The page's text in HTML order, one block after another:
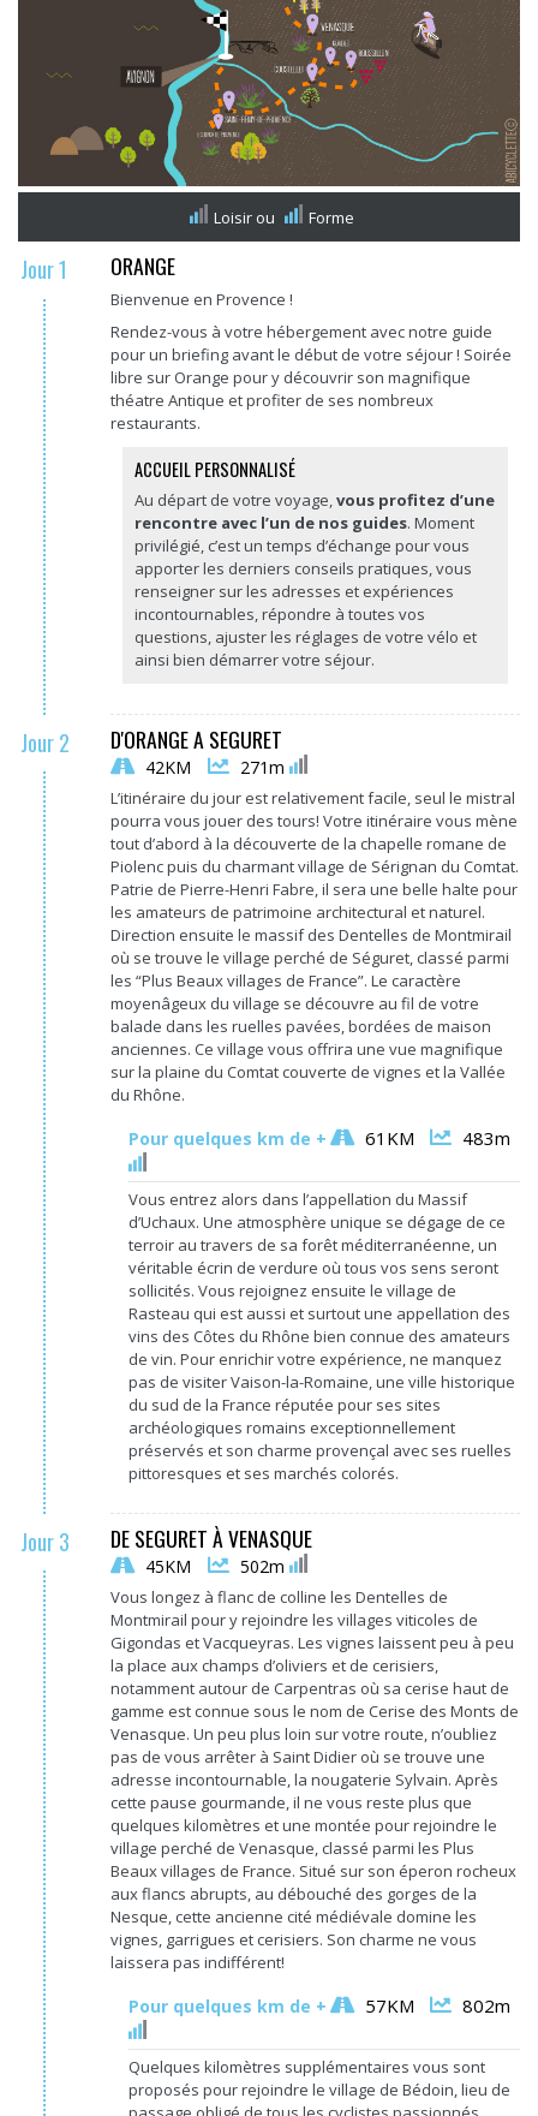
Loisir ou Forme
Jour 1 ORANGE
Bienvenue en Provence !
Rendez-vous à votre hébergement avec notre guide
pour un briefing avant le début de votre séjour ! Soirée
libre sur Orange pour y découvrir son magnifique
théatre Antique et profiter de ses nombreux
restaurants.
ACCUEIL PERSONNALISÉ
Au départ de votre voyage,vous profitez d’une
rencontre avec l’un de nos guides. Moment
privilégié, c’est un temps d’échange pour vous
apporter les derniers conseils pratiques, vous
renseigner sur les adresses et expériences
incontournables, répondre à toutes vos
questions, ajuster les réglages de votre vélo et
ainsi bien démarrer votre séjour.
Jour 2 D'ORANGE A SEGURET
42KM 271m
L’itinéraire du jour est relativement facile, seul le mistral
pourra vous jouer des tours! Votre itinéraire vous mène
tout d’abord à la découverte de la chapelle romane de
Piolenc puis du charmant village de Sérignan du Comtat.
Patrie de Pierre-Henri Fabre, il sera une belle halte pour
les amateurs de patrimoine architectural et naturel.
Direction ensuite le massif des Dentelles de Montmirail
où se trouve le village perché de Séguret, classé parmi
les “Plus Beaux villages de France”. Le caractère
moyenâgeux du village se découvre au fil de votre
balade dans les ruelles pavées, bordées de maison
anciennes. Ce village vous offrira une vue magnifique
sur la plaine du Comtat couverte de vignes et la Vallée
du Rhône.
Pour quelques km de + 61KM 483m
Vous entrez alors dans l’appellation du Massif
d’Uchaux. Une atmosphère unique se dégage de ce
terroir au travers de sa forêt méditerranéenne, un
véritable écrin de verdure où tous vos sens seront
sollicités. Vous rejoignez ensuite le village de
Rasteau qui est aussi et surtout une appellation des
vins des Côtes du Rhône bien connue des amateurs
de vin. Pour enrichir votre expérience, ne manquez
pas de visiter Vaison-la-Romaine, une ville historique
du sud de la France réputée pour ses sites
archéologiques romains exceptionnellement
préservés et son charme provençal avec ses ruelles
pittoresques et ses marchés colorés.
Jour 3 DE SEGURET À VENASQUE
45KM 502m
Vous longez à flanc de colline les Dentelles de
Montmirail pour y rejoindre les villages viticoles de
Gigondas et Vacqueyras. Les vignes laissent peu à peu
la place aux champs d’oliviers et de cerisiers,
notamment autour de Carpentras où sa cerise haut de
gamme est connue sous le nom de Cerise des Monts de
Venasque. Un peu plus loin sur votre route, n’oubliez
pas de vous arrêter à Saint Didier où se trouve une
adresse incontournable, la nougaterie Sylvain. Après
cette pause gourmande, il ne vous reste plus que
quelques kilomètres et une montée pour rejoindre le
village perché de Venasque, classé parmi les Plus
Beaux villages de France. Situé sur son éperon rocheux
aux flancs abrupts, au débouché des gorges de la
Nesque, cette ancienne cité médiévale domine les
vignes, garrigues et cerisiers. Son charme ne vous
laissera pas indifférent!
Pour quelques km de + 57KM 802m
Quelques kilomètres supplémentaires vous sont
proposés pour rejoindre le village de Bédoin, lieu de